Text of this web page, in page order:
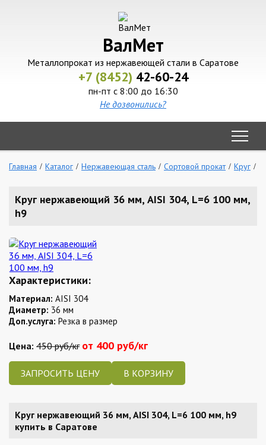
ВалМет
Металлопрокат из нержавеющей стали в Саратове
+7 (8452) 42-60-24
пн-пт с 8:00 до 16:30
Не дозвонились?
Главная Каталог Нержавеющая сталь Сортовой прокат Круг
Круг нержавеющий 36 мм, AISI 304, L=6 100 мм,
h9
Характеристики:
Материал: AISI 304
Диаметр: 36 мм
Доп.услуга: Резка в размер
Цена: 450 руб/кг от 400 руб/кг
ЗАПРОСИТЬ ЦЕНУ
Круг нержавеющий 36 мм, AISI 304, L=6 100 мм, h9
купить в Саратове